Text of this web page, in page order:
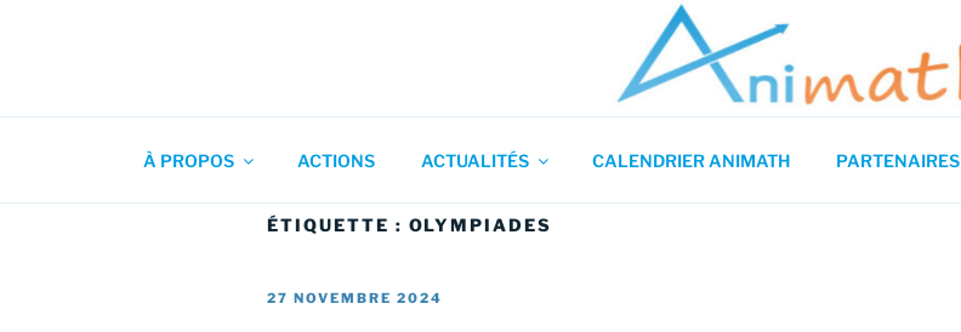
Association pour l'Animation en Mathématiques
À PROPOS ACTIONS ACTUALITÉS CALENDRIER ANIMATH PARTENAIRES
ÉTIQUETTE : OLYMPIADES
PUBLIÉ
27 NOVEMBRE 2024